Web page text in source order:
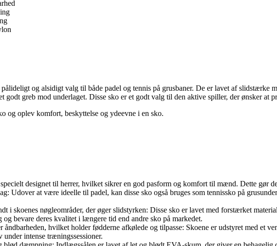
og alsidigt valg til både padel og tennis på grusbaner. De er lavet af
godt greb mod underlaget. Disse sko er et godt valg til den aktive spiller, der ønsker at
og oplev komfort, beskyttelse og ydeevne i en sko.
designet til herrer, hvilket sikrer en god pasform og komfort til mænd. Dette gør
Udover at være ideelle til padel, kan disse sko også bruges som tennissko på
i skoenes nøgleområder, der øger slidstyrken: Disse sko er lavet med forstærket
og bevare deres kvalitet i længere tid end andre sko på markedet.
hvilket holder fødderne afkølede og tilpasse: Skoene er udstyret med et
intense træningssessioner.